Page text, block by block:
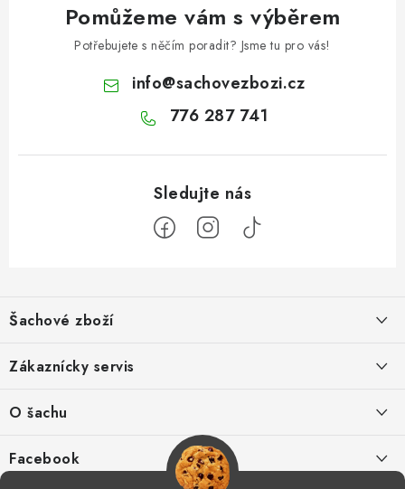
Pomůžeme vám s výběrem
Potřebujete s něčím poradit? Jsme tu pro vás!
info@sachovezbozi.cz
776 287 741
á
p
a
Šachové zboží
Zákaznícky servis
Výhody nákupu u nás
O šachu
Facebook